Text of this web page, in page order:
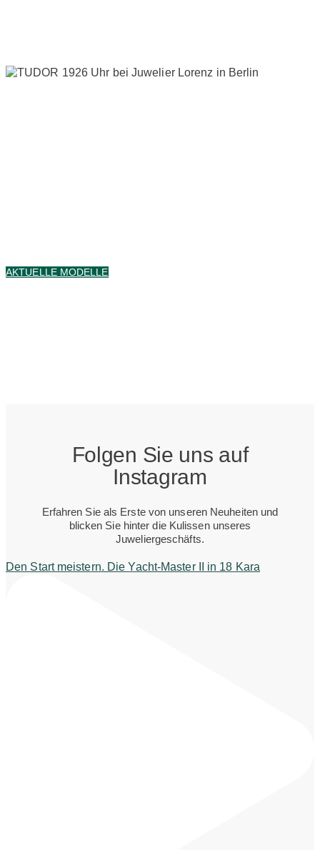
AKTUELLE MODELLE
Folgen Sie uns auf
Instagram
Erfahren Sie als Erste von unseren Neuheiten und
blicken Sie hinter die Kulissen unseres
Juweliergeschäfts.
Den Start meistern. Die Yacht-Master II in 18 Kara